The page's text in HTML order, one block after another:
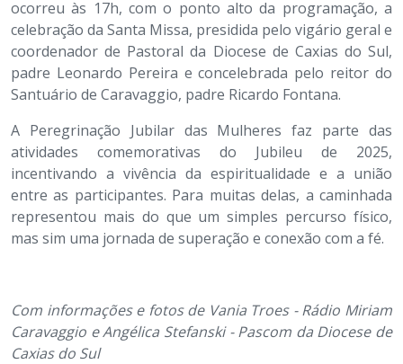
ocorreu às 17h, com o ponto alto da programação, a
celebração da Santa Missa, presidida pelo vigário geral e
coordenador de Pastoral da Diocese de Caxias do Sul,
padre Leonardo Pereira e concelebrada pelo reitor do
Santuário de Caravaggio, padre Ricardo Fontana.
A Peregrinação Jubilar das Mulheres faz parte das
atividades comemorativas do Jubileu de 2025,
incentivando a vivência da espiritualidade e a união
entre as participantes. Para muitas delas, a caminhada
representou mais do que um simples percurso físico,
mas sim uma jornada de superação e conexão com a fé.
Com informações e fotos de Vania Troes - Rádio Miriam
Caravaggio e Angélica Stefanski - Pascom da Diocese de
Caxias do Sul